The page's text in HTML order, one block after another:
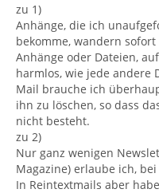
zu 1)
Anhänge, die ich
bekomme, wandern
Anhänge oder Dateien,
harmlos, wie jede andere
Mail brauche ich
ihn zu löschen, so dass
nicht besteht.
zu 2)
Nur ganz wenigen
Magazine) erlaube ich,
In Reintextmails aber